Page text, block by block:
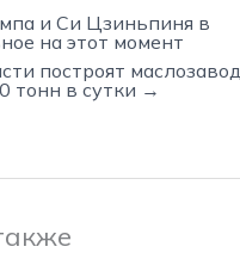
и Си Цзиньпиня в
на этот момент
построят маслозавод
тонн в сутки →